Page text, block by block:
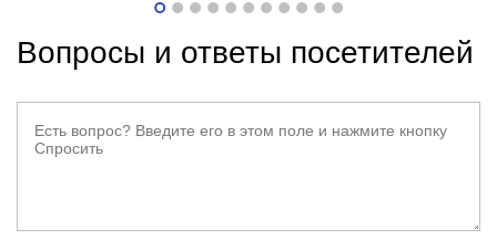
Вопросы и ответы посетителей